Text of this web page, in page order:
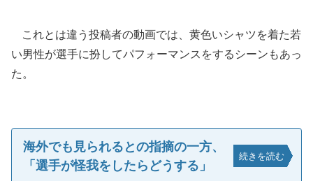
これとは違う投稿者の動画では、黄色いシャツを着た若
い男性が選手に扮してパフォーマンスをするシーンもあっ
た。
海外でも見られるとの指摘の一方、
「選手が怪我をしたらどうする」
続きを読む